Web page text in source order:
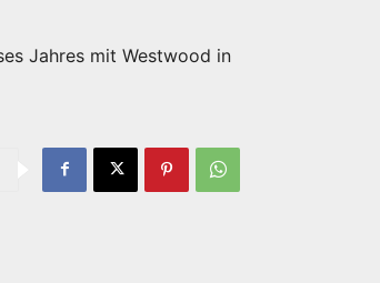
Jahres mit Westwood in